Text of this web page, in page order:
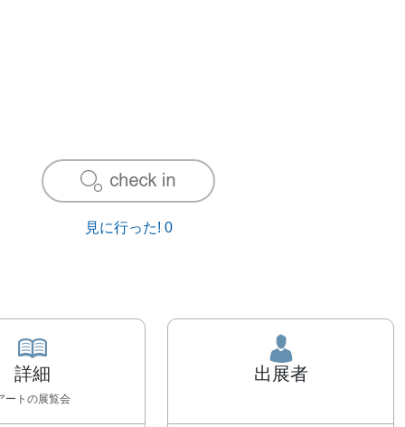
見に行った! 0
詳細
ート の展覧会
出展者